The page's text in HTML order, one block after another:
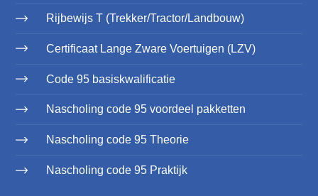
Rijbewijs T (Trekker/Tractor/Landbouw)
Certificaat Lange Zware Voertuigen (LZV)
Code 95 basiskwalificatie
Nascholing code 95 voordeel pakketten
Nascholing code 95 Theorie
Nascholing code 95 Praktijk